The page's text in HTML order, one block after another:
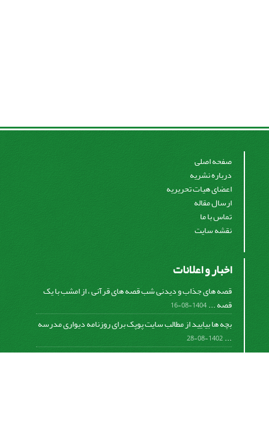
صفحه اصلی
درباره نشریه
اعضای هیات تحریریه
ارسال مقاله
تماس با ما
نقشه سایت
اخبار و اعلانات
قصه های جذاب و دیدنی شب قصه های قرآنی ، از امشب با یک
قصه ...1404-08-16
بچه ها بیایید از مطالب سایت پوپک برای روزنامه دیواری مدرسه
...
1402-08-28